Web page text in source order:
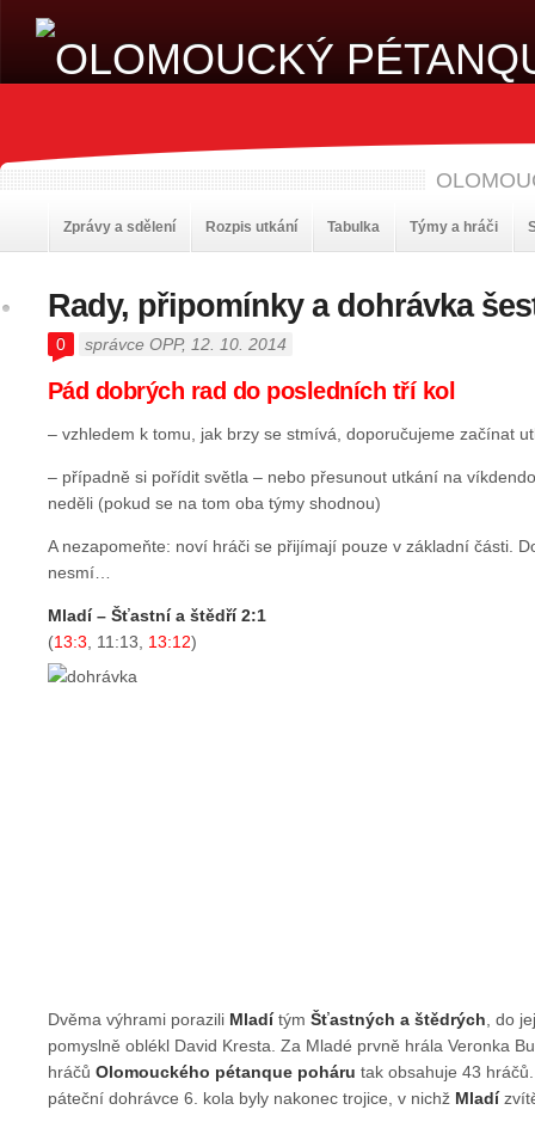
Zprávy a sdělení Rozpis utkání Tabulka Týmy a hráči
Rady, připomínky a dohrávka
0 správce OPP, 12. 10. 2014
Pád dobrých rad do posledních tří kol
– vzhledem k tomu, jak brzy se stmívá, doporučujeme začínat
– případně si pořídit světla – nebo přesunout utkání na
neděli (pokud se na tom oba týmy shodnou)
A nezapomeňte: noví hráči se přijímají pouze v základní části.
nesmí…
Mladí – Šťastní a štědří 2:1
(13:3 , 11:13, 13:12)
Dvěma výhrami porazili Mladítým Šťastných a štědrých , do
pomyslně oblékl David Kresta. Za Mladé prvně hrála Veronka
hráčů Olomouckého pétanque poháru tak obsahuje 43
páteční dohrávce 6. kola byly nakonec trojice, v nichž Mladí